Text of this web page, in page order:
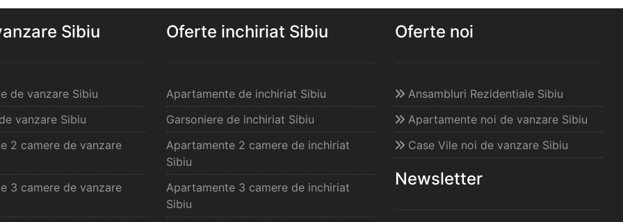
Sibiu
de vanzare Sibiu
vanzare Sibiu
2 camere de vanzare
3 camere de vanzare
Oferte inchiriat Sibiu
Apartamente de inchiriat Sibiu
Garsoniere de inchiriat Sibiu
Apartamente 2 camere de inchiriat
Sibiu
Apartamente 3 camere de inchiriat
Sibiu
Oferte noi
Ansambluri Rezidentiale Sibiu
Apartamente noi de vanzare Sibiu
Case Vile noi de vanzare Sibiu
Newsletter